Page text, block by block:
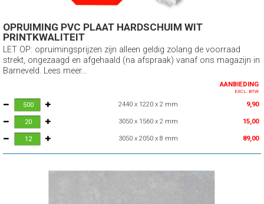
OPRUIMING PVC PLAAT HARDSCHUIM WIT
PRINTKWALITEIT
LET OP: opruimingsprijzen zijn alleen geldig zolang de voorraad
strekt, ongezaagd en afgehaald (na afspraak) vanaf ons magazijn in
Barneveld. Lees meer...
AANBIEDING
EXCL. BTW
2440 x 1220 x 2 mm 9,90
3050 x 1560 x 2 mm 15,00
3050 x 2050 x 8 mm 89,00